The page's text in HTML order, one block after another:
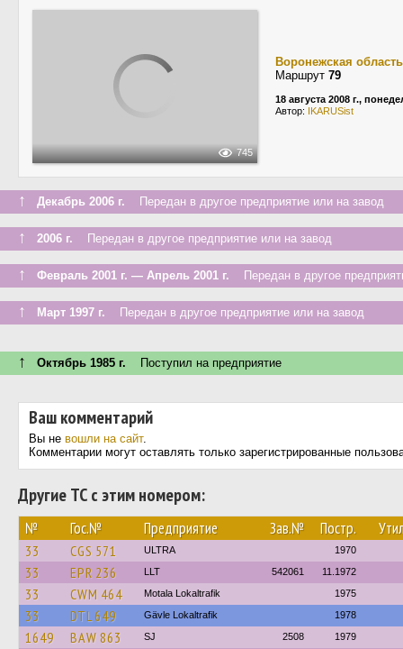
745
Воронежская область
Маршрут 79
18 августа 2008 г.,
Автор: IKARUSist
↑ Декабрь 2006 г. Передан в другое предприятие или на завод
↑ 2006 г. Передан в другое предприятие или на завод
↑ Февраль 2001 г. — Апрель 2001 г. Передан в другое
↑ Март 1997 г. Передан в другое предприятие или на завод
↑ Октябрь 1985 г. Поступил на предприятие
Ваш комментарий
Вы не вошли на сайт.
Комментарии могут оставлять только зарегистрированные
Другие ТС с этим номером:
№ Гос.№ Предприятие Зав.№ Постр.
33 CGS 571 ULTRA 1970
33 EPR 236 LLT 542061 11.1972
33 CWM 464 Motala Lokaltrafik 1975
33 DTL 649 Gävle Lokaltrafik 1978
1649 BAW 863 SJ 2508 1979